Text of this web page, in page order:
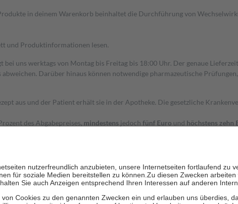
in deinem Warenkorb beinhaltet die Durchführung von
und Produktinformationen lesen.
uns werktags von Montag bis Freitag bis 18:00 Uhr. Der genaue
Darüber hinaus können notwendige pharmazeutische
aus und der Patient erhält sie in der Apotheke. Die gesetzliche
des Abgabepreises, mindestens jedoch fünf Euro und höchstens zehn
stärken und die besondere Stellung der Familie zu unterstützen, fallen
Ausnahme der Fahrkosten
getragen werden